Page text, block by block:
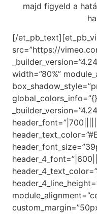
majd figyeld a
[/
src=”https://
width=”80%”